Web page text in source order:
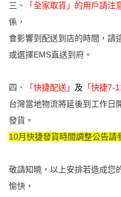
三、 「全家取貨」的用戶請注
係 ，
會影響到配送到店的時間，請
或選擇EMS直送到府。
四 、 「快捷配送」 及 「快捷7-
台灣當地物流將延後到工作日
發貨。
10月快捷發貨時間調整公告請
敬請知曉， 以上安排若造成您
愉快，